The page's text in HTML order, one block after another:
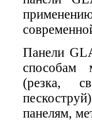
Панели
способам
(резка,
панелям,